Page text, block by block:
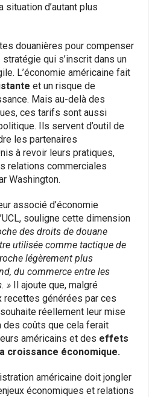
situation d’autant plus
douanières pour compenser
qui s’inscrit dans un
L’économie américaine fait
et un risque de
Mais au-delà des
ces tarifs sont aussi
Ils servent d’outil de
les partenaires
à revoir leurs pratiques,
relations commerciales
Washington.
associé d’économie
souligne cette dimension
des droits de douane
utilisée comme tactique de
légèrement plus
du commerce entre les
» Il ajoute que, malgré
recettes générées par ces
réellement leur mise
coûts que cela ferait
américains et des effets
croissance économique.
américaine doit jongler
économiques et relations